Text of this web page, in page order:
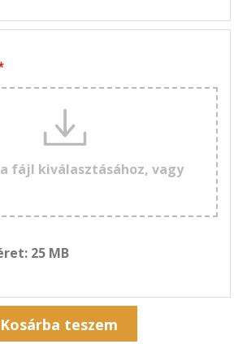
fájl kiválasztásához, vagy
25 MB
Kosárba teszem